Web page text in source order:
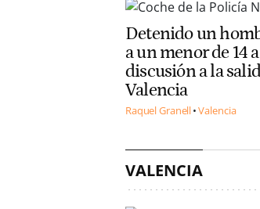
Detenido un
a un menor de 14
discusión a la
Valencia
Raquel Granell Valencia
VALENCIA